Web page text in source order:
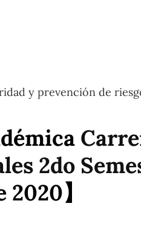
y prevención de
2do
】